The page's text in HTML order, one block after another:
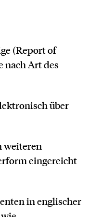
(Report of
nach Art des
über
weiteren
eingereicht
in englischer